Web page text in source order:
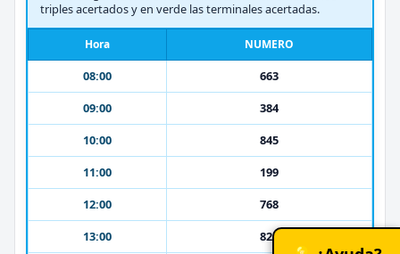
triples acertados y en verde las terminales acertadas.
Hora NUMERO
08:00
663
09:00
384
10:00
845
11:00
199
12:00
768
13:00
824